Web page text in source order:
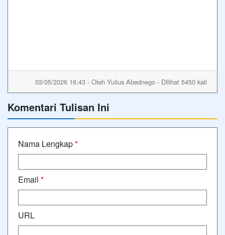
03/05/2026 16:43 - Oleh Yulius Abednego - Dilihat 5450 kali
Komentari Tulisan Ini
Nama Lengkap*
Email *
URL